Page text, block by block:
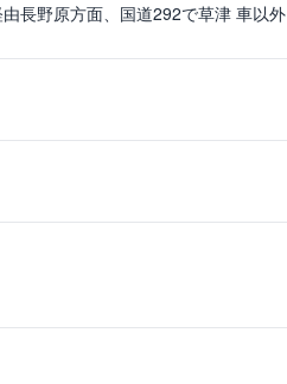
長野原方面、国道292で草津 車以外